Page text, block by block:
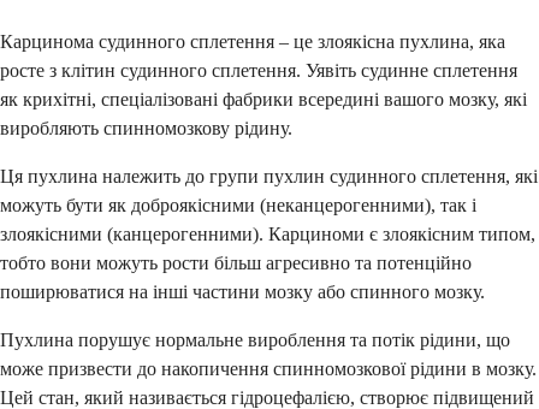
Карцинома судинного сплетення – це злоякісна пухлина, яка
росте з клітин судинного сплетення. Уявіть судинне сплетення
як крихітні, спеціалізовані фабрики всередині вашого мозку, які
виробляють спинномозкову рідину.
Ця пухлина належить до групи пухлин судинного сплетення, які
можуть бути як доброякісними (неканцерогенними), так і
злоякісними (канцерогенними). Карциноми є злоякісним типом,
тобто вони можуть рости більш агресивно та потенційно
поширюватися на інші частини мозку або спинного мозку.
Пухлина порушує нормальне вироблення та потік рідини, що
може призвести до накопичення спинномозкової рідини в мозку.
Цей стан, який називається гідроцефалією, створює підвищений